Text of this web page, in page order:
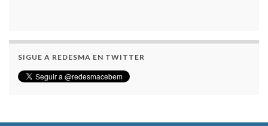
SIGUE A REDESMA EN TWITTER